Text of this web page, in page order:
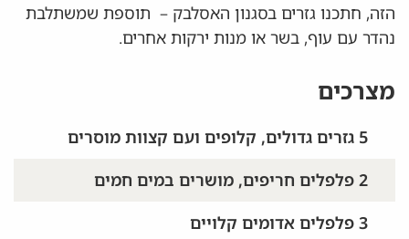
הזה, חתכנו גזרים בסגנון האסלבק – תוספת שמשתלבת
נהדר עם עוף, בשר או מנות ירקות אחרים.
מצרכים
5 גזרים גדולים, קלופים ועם קצוות מוסרים
2 פלפלים חריפים, מושרים במים חמים
3 פלפלים אדומים קלויים